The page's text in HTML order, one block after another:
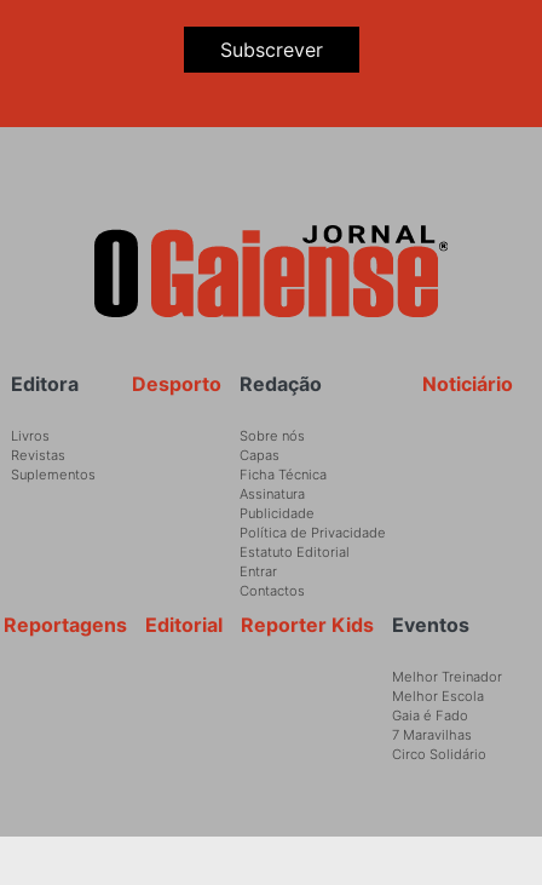
Subscrever
Rodapé Noticiário
Redação
Sobre nós
Capas
Ficha Técnica
Assinatura
Publicidade
Política de Privacidade
Estatuto Editorial
Entrar
Contactos
Desporto
Editora
Livros
Revistas
Suplementos
Eventos
Melhor Treinador
Melhor Escola
Gaia é Fado
7 Maravilhas
Circo Solidário
Reporter Kids
Editorial
Reportagens